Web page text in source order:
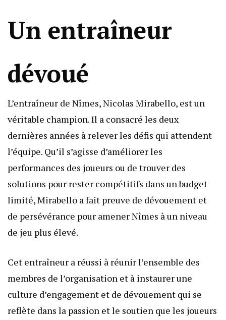
Un entraîneur
dévoué
L’entraîneur de Nîmes, Nicolas Mirabello, est un
véritable champion. Il a consacré les deux
dernières années à relever les défis qui attendent
l’équipe. Qu’il s’agisse d’améliorer les
performances des joueurs ou de trouver des
solutions pour rester compétitifs dans un budget
limité, Mirabello a fait preuve de dévouement et
de persévérance pour amener Nîmes à un niveau
de jeu plus élevé.
Cet entraîneur a réussi à réunir l’ensemble des
membres de l’organisation et à instaurer une
culture d’engagement et de dévouement qui se
reflète dans la passion et le soutien que les joueurs